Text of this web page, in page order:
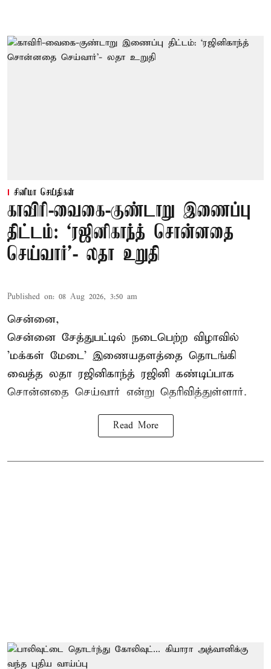
சினிமா செய்திகள்
காவிரி-வைகை-குண்டாறு இணைப்பு
திட்டம்: ‘ரஜினிகாந்த் சொன்னதை
செய்வார்’- லதா உறுதி
Published on: 08 Aug 2026, 3:50 am
சென்னை,
சென்னை சேத்துபட்டில் நடைபெற்ற விழாவில்
'மக்கள் மேடை' இணையதளத்தை தொடங்கி
வைத்த லதா ரஜினிகாந்த் ரஜினி கண்டிப்பாக
சொன்னதை செய்வார் என்று தெரிவித்துள்ளார்.
Read More